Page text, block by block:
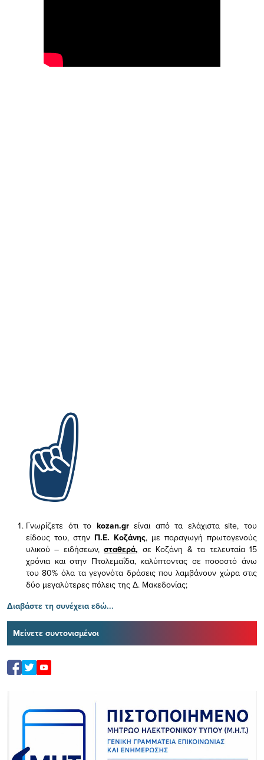
Γνωρίζετε ότι το kozan.gr είναι από τα ελάχισταsite, του
είδους του, στην Π.Ε. Κοζάνης, με παραγωγή πρωτογενούς
υλικού – ειδήσεων,σταθερά, σε Κοζάνη & τα τελευταία 15
χρόνια και στην Πτολεμαΐδα, καλύπτοντας σε ποσοστό άνω
του 80% όλα τα γεγονότα δράσεις που λαμβάνουν χώρα στις
δύο μεγαλύτερες πόλεις της Δ. Μακεδονίας;
Διαβάστε τη συνέχεια εδώ...
Μείνετε συντονισμένοι